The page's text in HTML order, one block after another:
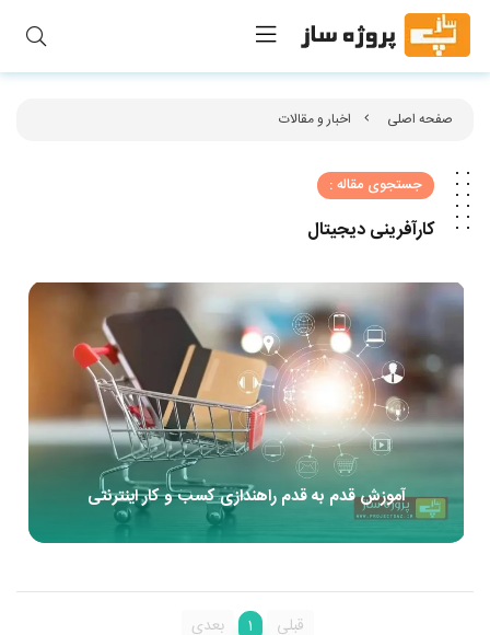
صفحه اصلی اخبار و مقالات
جستجوی مقاله :
کارآفرینی دیجیتال
آموزش قدم به قدم راهندازی کسب و کار اینترنتی
1